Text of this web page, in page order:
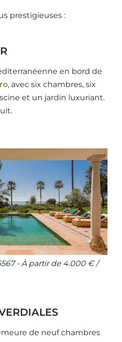
prestigieuses :
en bord de
, avec six chambres, six
et un jardin luxuriant.
- À partir de 4.000 € /
de neuf chambres